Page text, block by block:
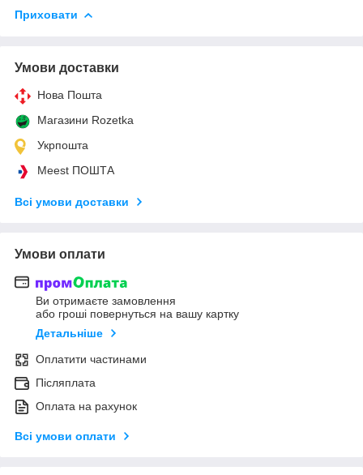
Приховати
Умови доставки
Нова Пошта
Магазини Rozetka
Укрпошта
Meest ПОШТА
Всі умови доставки
Умови оплати
Ви отримаєте замовлення
або гроші повернуться на вашу картку
Детальніше
Оплатити частинами
Післяплата
Оплата на рахунок
Всі умови оплати